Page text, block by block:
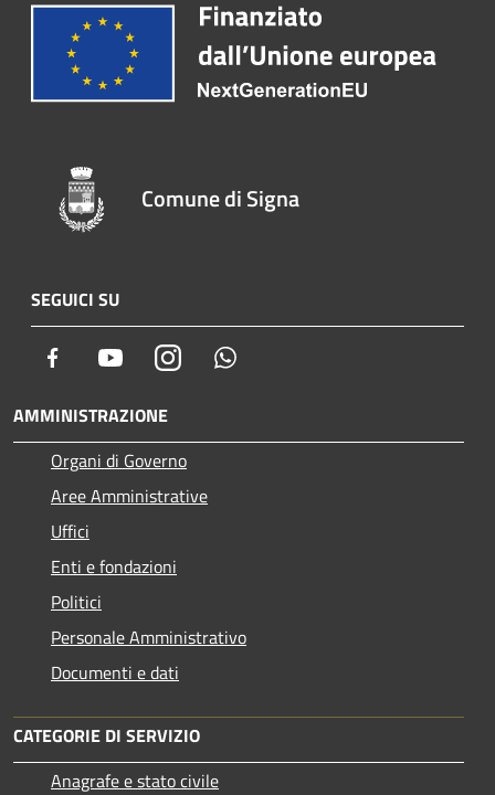
Comune di Signa
SEGUICI SU
Facebook YoutubeInstagram
AMMINISTRAZIONE
Organi di Governo
Aree Amministrative
Uffici
Enti e fondazioni
Politici
Personale Amministrativo
Documenti e dati
CATEGORIE DI SERVIZIO
Anagrafe e stato civile